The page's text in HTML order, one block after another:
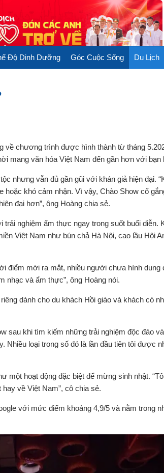
Độ Dinh Dưỡng Góc Cuộc Sống Du Lịch
về chương trình được hình thành từ tháng
mang văn hóa Việt Nam đến gần hơn với bạn
nhưng vẫn đủ gần gũi với khán giả hiện đại.
khó cảm nhận. Vì vậy, Chào Show cố
đại hơn”, ông Hoàng chia sẻ.
nghiệm ẩm thực ngay trong suốt buổi diễn.
Việt Nam như bún chả Hà Nội, cao lầu Hội
điểm mới ra mắt, nhiều người chưa hình
nhạc và ẩm thực”, ông Hoàng nói.
dành cho du khách Hồi giáo và khách có
sau khi tìm kiếm những trải nghiệm độc đáo
loại trong số đó là lần đầu tiên tôi được
một hoạt động đặc biệt để mừng sinh nhật.
về Việt Nam”, cô chia sẻ.
với mức điểm khoảng 4,9/5 và nằm trong